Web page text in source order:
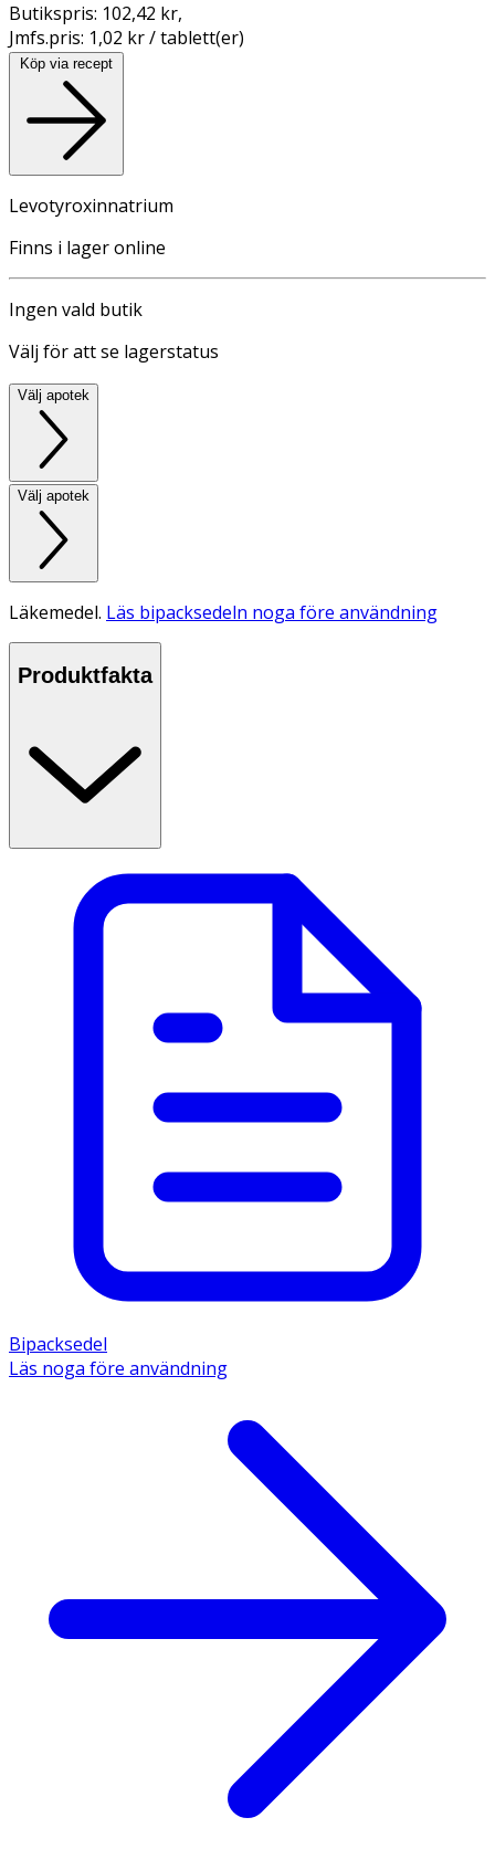
Butikspris: 102,42 kr,
Jmfs.pris: 1,02 kr / tablett(er)
Köp via recept
Levotyroxinnatrium
Finns i lager online
Ingen vald butik
Välj för att se lagerstatus
Välj apotek
Välj apotek
Läkemedel. Läs bipacksedeln noga före användning
Produktfakta
Bipacksedel
Läs noga före användning